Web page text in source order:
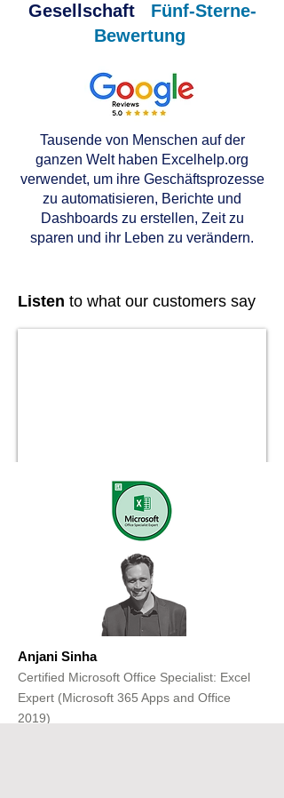
Gesellschaft
Fünf-Sterne-
Bewertung
Tausende von Menschen auf der
ganzen Welt haben Excelhelp.org
verwendet, um ihre Geschäftsprozesse
zu automatisieren, Berichte und
Dashboards zu erstellen, Zeit zu
sparen und ihr Leben zu verändern.
Listen to what our customers say
Anjani Sinha
Certified Microsoft Office Specialist: Excel
Expert (Microsoft 365 Apps and Office
2019)